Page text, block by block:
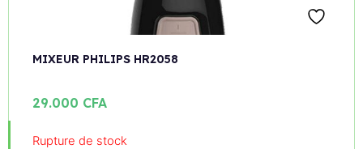
MIXEUR PHILIPS HR2058
29.000 CFA
Rupture de stock